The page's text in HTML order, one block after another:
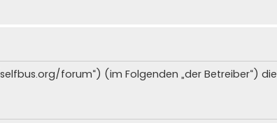
forum“) (im Folgenden „der Betreiber“)